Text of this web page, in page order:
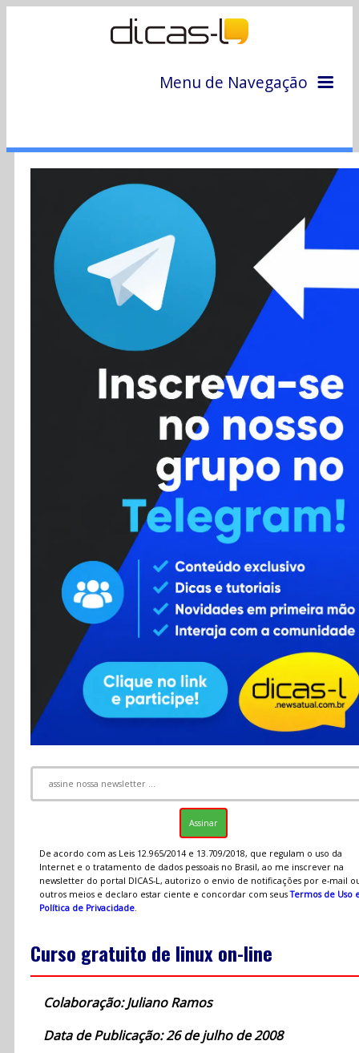
Menu de Navegação
Colunas
Colaboradores
Cursos
Enviar Dica
Contato
RSS
De acordo com as Leis 12.965/2014 e 13.709/2018, que regulam o uso da
Internet e o tratamento de dados pessoais no Brasil, ao me inscrever na
newsletter do portal DICAS-L, autorizo o envio de notificações por e-mail
outros meios e declaro estar ciente e concordar com seusTermos de Uso
Política de Privacidade.
Curso gratuito de linux on-line
Colaboração: Juliano Ramos
Data de Publicação: 26 de julho de 2008